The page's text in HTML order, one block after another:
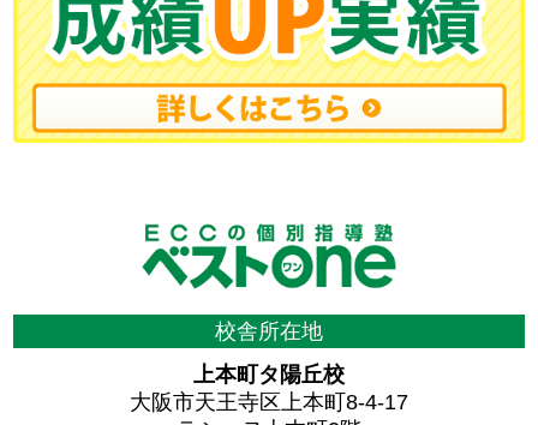
校舎所在地
上本町タ陽丘校
大阪市天王寺区上本町8-4-17